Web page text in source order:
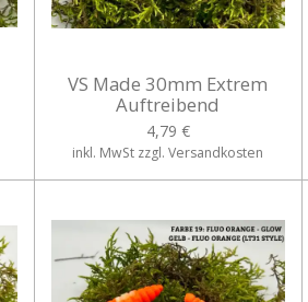
VS Made 30mm Extrem
Auftreibend
4,79 €
inkl. MwSt zzgl. Versandkosten